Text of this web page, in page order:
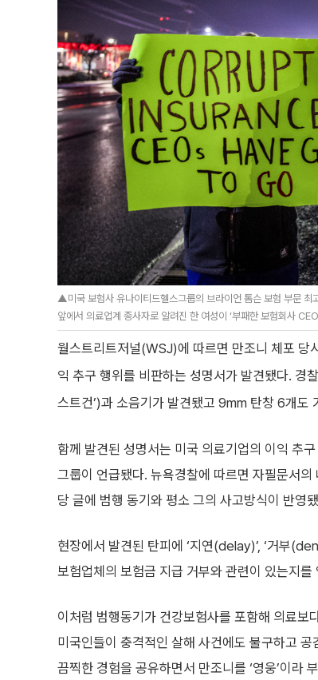
▲미국 보험사 유나이티드헬스그룹의 브라이언 톰슨 보험 부문
앞에서 의료업계 종사자로 알려진 한 여성이 ‘부패한 보험회사
월스트리트저널(WSJ)에 따르면 만조니 체포 당
익 추구 행위를 비판하는 성명서가 발견됐다. 경
스트건’)과 소음기가 발견됐고 9mm 탄창 6개도
함께 발견된 성명서는 미국 의료기업의 이익 추
그룹이 언급됐다. 뉴욕경찰에 따르면 자필문서의
당 글에 범행 동기와 평소 그의 사고방식이 반영
현장에서 발견된 탄피에 ‘지연(delay)’, ‘거부
보험업체의 보험금 지급 거부와 관련이 있는지
이처럼 범행동기가 건강보험사를 포함해 의료보
미국인들이 충격적인 살해 사건에도 불구하고
끔찍한 경험을 공유하면서 만조니를 ‘영웅’이라